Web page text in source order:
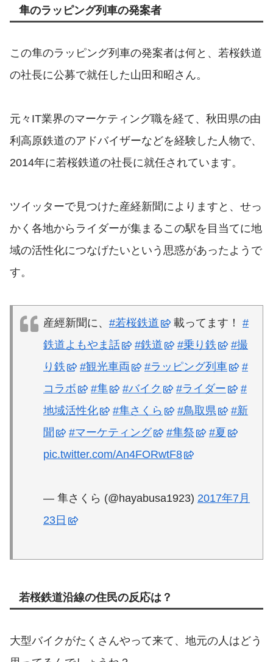
隼のラッピング列車の発案者
この隼のラッピング列車の発案者は何と、若桜鉄道
の社長に公募で就任した山田和昭さん。
元々IT業界のマーケティング職を経て、秋田県の由
利高原鉄道のアドバイザーなどを経験した人物で、
2014年に若桜鉄道の社長に就任されています。
ツイッターで見つけた産経新聞によりますと、せっ
かく各地からライダーが集まるこの駅を目当てに地
域の活性化につなげたいという思惑があったようで
す。
産經新聞に、 #若桜鉄道 載ってます！ #
鉄道よもやま話
#鉄道 #乗り鉄
#撮
り鉄
#観光車両 #ラッピング列車
#
コラボ
#隼 #バイク #ライダー
#
地域活性化
#隼さくら #鳥取県
#新
聞
#マーケティング #隼祭
#夏
pic.twitter.com/An4FORwtF8
— 隼さくら (@hayabusa1923) 2017年7月
23日
若桜鉄道沿線の住民の反応は？
大型バイクがたくさんやって来て、地元の人はどう